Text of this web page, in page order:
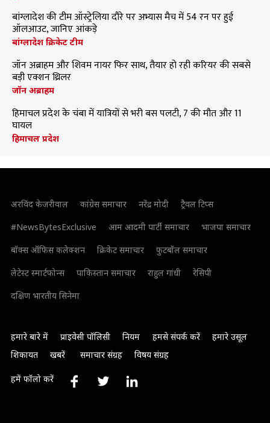
बांग्लादेश की टीम ऑस्ट्रेलिया दौरे पर अभ्यास मैच में 54 रन पर हुई
ऑलआउट, जानिए आंकड़े
बांग्लादेश क्रिकेट टीम
जॉन अब्राहम और शिवम नायर फिर साथ, तैयार हो रही करियर की सबसे
बड़ी एक्शन थ्रिलर
जॉन अब्राहम
हिमाचल प्रदेश के चंबा में यात्रियों से भरी बस पलटी, 7 की मौत और 11
घायल
हिमाचल प्रदेश
अरविंद केजरीवाल कांग्रेस समाचार नरेंद्र मोदी
ट्रैवल टिप्स
#NewsBytesExclusive
आम आदमी पार्टी समाचार
भाजपा समाचार
बॉक्स ऑफिस कलेक्शन
क्रिकेट समाचार
फुटबॉल समाचार
लेटेस्ट स्मार्टफोन्स
पाकिस्तान समाचार राहुल गांधी
रेसिपी
दक्षिण भारतीय सिनेमा
हमारे बारे में प्राइवेसी पॉलिसी नियम हमसे संपर्क करें
हमारे उसूल
शिकायत
खबरें समाचार संग्रह विषय संग्रह
हमें फॉलो करें